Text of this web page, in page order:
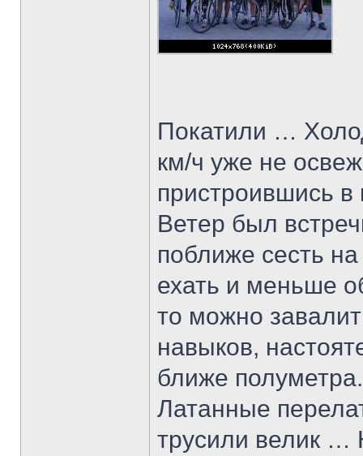
Покатили …
км/ч уже не
пристроившись
Ветер был
поближе сесть
ехать и меньше
то можно
навыков,
ближе полуметра.
Латанные
трусили велик …